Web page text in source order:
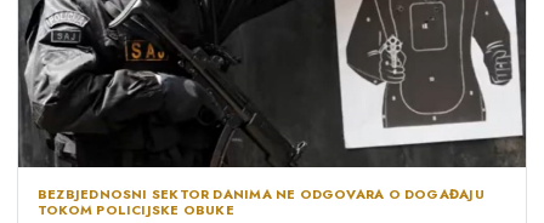
BEZBJEDNOSNI SEKTOR DANIMA NE ODGOVARA O DOGAĐAJU
TOKOM POLICIJSKE OBUKE